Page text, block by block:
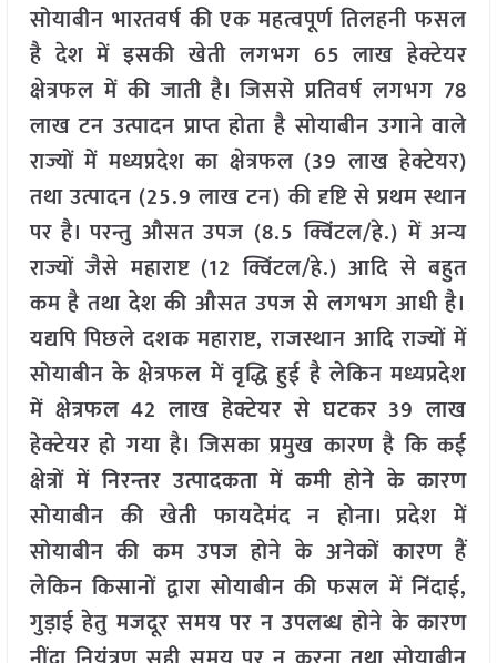
सोयाबीन भारतवर्ष की एक महत्वपूर्ण तिलहनी फसल
है देश में इसकी खेती लगभग 65 लाख हेक्टेयर
क्षेत्रफल में की जाती है। जिससे प्रतिवर्ष लगभग 78
लाख टन उत्पादन प्राप्त होता है सोयाबीन उगाने वाले
राज्यों में मध्यप्रदेश का क्षेत्रफल (39 लाख हेक्टेयर)
तथा उत्पादन (25.9 लाख टन) की दृष्टि से प्रथम स्थान
पर है। परन्तु औसत उपज (8.5 क्विंटल/हे.) में अन्य
राज्यों जैसे महाराष्ट (12 क्विंटल/हे.) आदि से बहुत
कम है तथा देश की औसत उपज से लगभग आधी है।
यद्यपि पिछले दशक महाराष्ट, राजस्थान आदि राज्यों में
सोयाबीन के क्षेत्रफल में वृद्धि हुई है लेकिन मध्यप्रदेश
में क्षेत्रफल 42 लाख हेक्टेयर से घटकर 39 लाख
हेक्टेयर हो गया है। जिसका प्रमुख कारण है कि कई
क्षेत्रों में निरन्तर उत्पादकता में कमी होने के कारण
सोयाबीन की खेती फायदेमंद न होना। प्रदेश में
सोयाबीन की कम उपज होने के अनेकों कारण हैं
लेकिन किसानों द्वारा सोयाबीन की फसल में निंदाई,
गुड़ाई हेतु मजदूर समय पर न उपलब्ध होने के कारण